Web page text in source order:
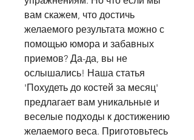
вам скажем, что достичь
желаемого результата можно с
помощью юмора и забавных
приемов? Да-да, вы не
ослышались! Наша статья
'Похудеть до костей за месяц'
предлагает вам уникальные и
веселые подходы к достижению
желаемого веса. Приготовьтесь